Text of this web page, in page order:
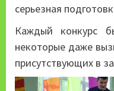
серьезная
Каждый конкурс
некоторые даже
присутствующих в